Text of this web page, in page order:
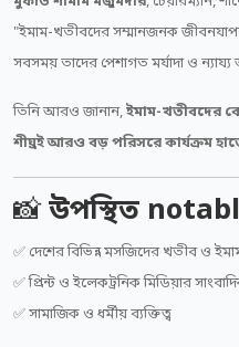
"ইমাম-খতীবদের সম্মানজনক
সবসময় তাদের পেশাগত মর্যাদা ও ন্যায্য
তিনি আরও জানান,ইমাম-খতীবদের
শীঘ্রই আরও বড় পরিসরে কার্যক্রম
📸উপস্থিত
✅ দেশের বিভিন্ন মসজিদের খতীব ও
✅ প্রিন্ট ও ইলেকট্রনিক মিডিয়ার
✅ সামাজিক ও ধর্মীয় ব্যক্তিত্ব